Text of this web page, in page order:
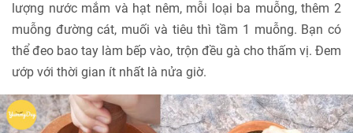
lượng nước mắm và hạt nêm, mỗi loại ba muỗng, thêm 2
muỗng đường cát, muối và tiêu thì tầm 1 muỗng. Bạn có
thể đeo bao tay làm bếp vào, trộn đều gà cho thấm vị. Đem
ướp với thời gian ít nhất là nửa giờ.